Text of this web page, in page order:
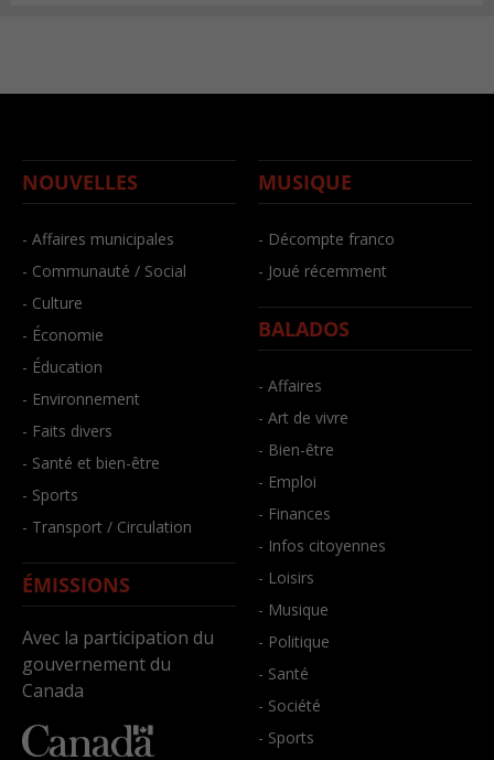
NOUVELLES
- Affaires municipales
- Communauté / Social
- Culture
- Économie
- Éducation
- Environnement
- Faits divers
- Santé et bien-être
- Sports
- Transport / Circulation
ÉMISSIONS
Avec la participation du
gouvernement du
Canada
MUSIQUE
- Décompte franco
- Joué récemment
BALADOS
- Affaires
- Art de vivre
- Bien-être
- Emploi
- Finances
- Infos citoyennes
- Loisirs
- Musique
- Politique
- Santé
- Société
- Sports